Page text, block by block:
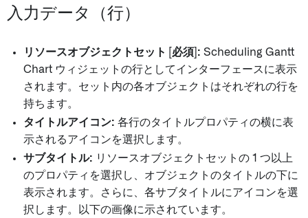
入力データ（行）
リソースオブジェクトセット [必須]: Scheduling Gantt
Chart ウィジェットの行としてインターフェースに表示
されます。セット内の各オブジェクトはそれぞれの行を
持ちます。
タイトルアイコン: 各行のタイトルプロパティの横に表
示されるアイコンを選択します。
サブタイトル: リソースオブジェクトセットの 1 つ以上
のプロパティを選択し、オブジェクトのタイトルの下に
表示されます。さらに、各サブタイトルにアイコンを選
択します。以下の画像に示されています。